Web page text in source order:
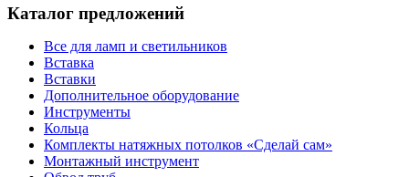
Каталог предложений
Все для ламп и светильников
Вставка
Вставки
Дополнительное оборудование
Инструменты
Кольца
Комплекты натяжных потолков «Сделай сам»
Монтажный инструмент